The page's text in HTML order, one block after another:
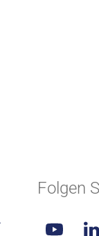
Folgen